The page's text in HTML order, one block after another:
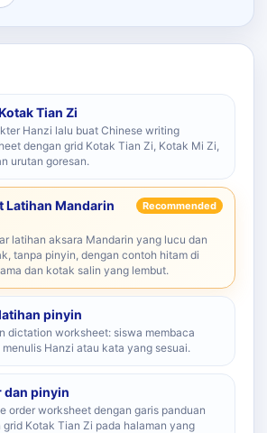
Tian Zi
Hanzi lalu buat Chinese writing
dengan grid Kotak Tian Zi, Kotak Mi Zi,
urutan goresan.
Latihan Mandarin
Recommended
latihan aksara Mandarin yang lucu dan
tanpa pinyin, dengan contoh hitam di
dan kotak salin yang lembut.
pinyin
dictation worksheet: siswa membaca
Hanzi atau kata yang sesuai.
dan pinyin
order worksheet dengan garis panduan
grid Kotak Tian Zi pada halaman yang